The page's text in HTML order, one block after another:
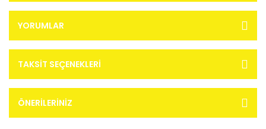
YORUMLAR
TAKSIT SEÇENEKLERI
ÖNERILERINIZ